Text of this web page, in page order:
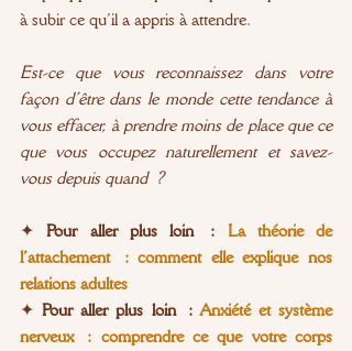
à subir ce qu’il a appris à attendre.
Est-ce que vous reconnaissez dans votre
façon d’être dans le monde cette tendance à
vous effacer, à prendre moins de place que ce
que vous occupez naturellement et savez-
vous depuis quand ?
✦ Pour aller plus loin : La théorie de
l’attachement : comment elle explique nos
relations adultes
✦ Pour aller plus loin : Anxiété et système
nerveux : comprendre ce que votre corps